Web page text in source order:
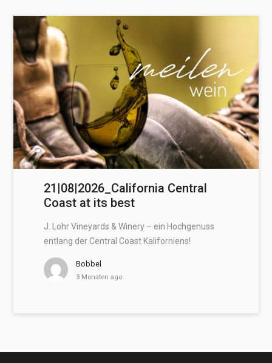
21|08|2026_California Central
Coast at its best
J. Lohr Vineyards & Winery – ein Hochgenuss
entlang der Central Coast Kaliforniens!
Bobbel
3 Monaten ago